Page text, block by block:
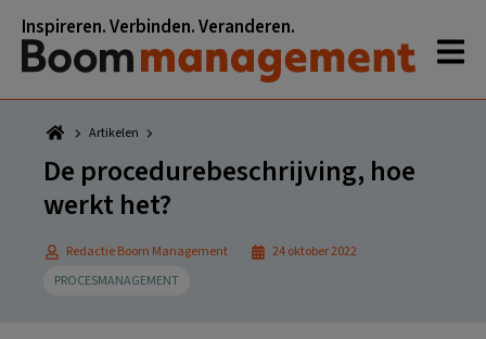
naar
hoofdnavigatie
naar
hoofd
inhoud
naar
eerste
sidebar
naar
voettekst
Inspireren. Verbinden. Veranderen.
Artikelen
De procedurebeschrijving, hoe
werkt het?
Redactie Boom Management
24 oktober 2022
PROCESMANAGEMENT